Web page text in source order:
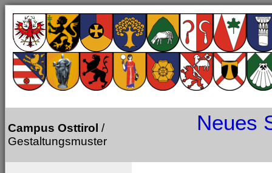
Campus Osttirol /
Gestaltungsmuster
Neues